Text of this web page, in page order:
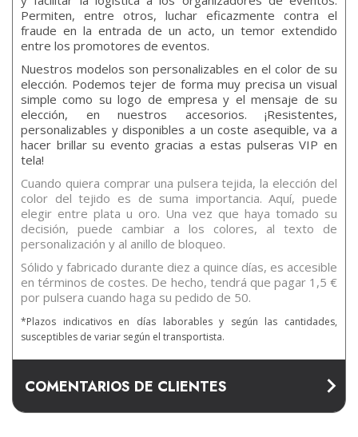
Permiten, entre otros, luchar eficazmente contra el
fraude en la entrada de un acto, un temor extendido
entre los promotores de eventos.
Nuestros modelos son personalizables en el color de su
elección. Podemos tejer de forma muy precisa un visual
simple como su logo de empresa y el mensaje de su
elección, en nuestros accesorios. ¡Resistentes,
personalizables y disponibles a un coste asequible, va a
hacer brillar su evento gracias a estas pulseras VIP en
tela!
Cuando quiera comprar una pulsera tejida, la elección del
color del tejido es de suma importancia. Aquí, puede
elegir entre plata u oro. Una vez que haya tomado su
decisión, puede cambiar a los colores, al texto de
personalización y al anillo de bloqueo.
Sólido y fabricado durante diez a quince días, es accesible
en términos de costes. De hecho, tendrá que pagar 1,5 €
por pulsera cuando haga su pedido de 50.
*Plazos indicativos en días laborables y según las cantidades,
susceptibles de variar según el transportista.
COMENTARIOS DE CLIENTES